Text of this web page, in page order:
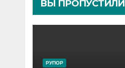
ВЫ ПРОПУСТИЛИ
РУПОР